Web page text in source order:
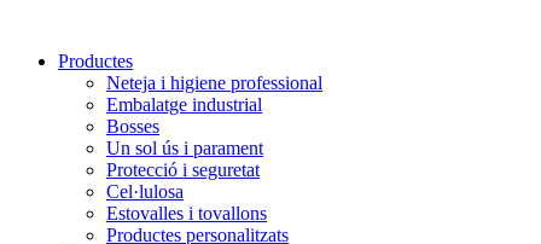
contingutProductes
Neteja i higiene professional
Embalatge industrial
Bosses
Un sol ús i parament
Protecció i seguretat
Cel·lulosa
Estovalles i tovallons
Productes personalitzats